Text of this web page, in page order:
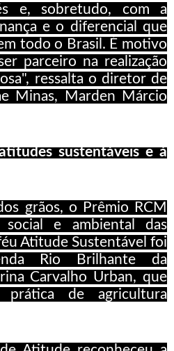
e, sobretudo, com a
e o diferencial que
todo o Brasil. É motivo
parceiro na realização
ressalta o diretor de
Minas, Marden Márcio
sustentáveis e à
grãos, o Prêmio RCM
e ambiental das
Atitude Sustentável foi
Rio Brilhante da
Carvalho Urban, que
de agricultura